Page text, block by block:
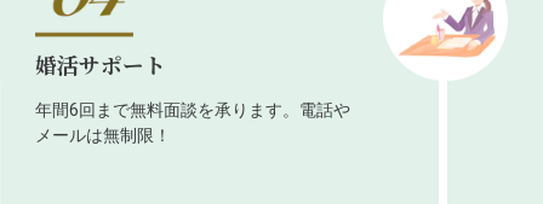
婚活サポート
年間6回まで無料面談を承ります。電話や
メールは無制限！